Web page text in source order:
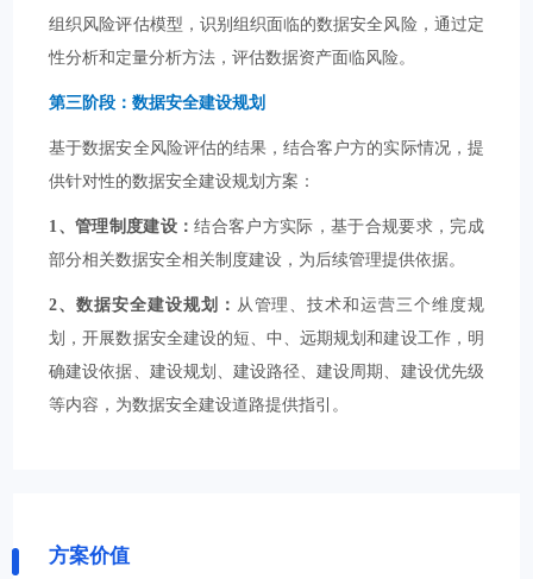
组织风险评估模型，识别组织面临的数据安全风险，通过定
性分析和定量分析方法，评估数据资产面临风险。
第三阶段：数据安全建设规划
基于数据安全风险评估的结果，结合客户方的实际情况，提
供针对性的数据安全建设规划方案：
1、管理制度建设：结合客户方实际，基于合规要求，完成
部分相关数据安全相关制度建设，为后续管理提供依据。
2、数据安全建设规划： 从管理、技术和运营三个维度规
划，开展数据安全建设的短、中、远期规划和建设工作，明
确建设依据、建设规划、建设路径、建设周期、建设优先级
等内容，为数据安全建设道路提供指引。
方案价值